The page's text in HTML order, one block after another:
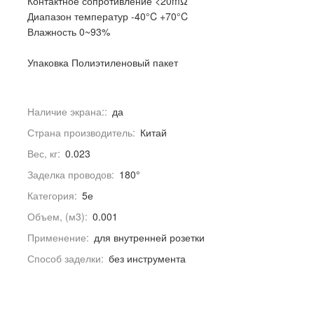
Диапазон температур -40°C +70°C
Влажность 0~93%
Упаковка Полиэтиленовый пакет
Наличие экрана:: да
Страна производитель: Китай
Вес, кг: 0.023
Заделка проводов: 180°
Категория: 5е
Объем, (м3): 0.001
Применение: для внутренней розетки
Способ заделки: без инструмента